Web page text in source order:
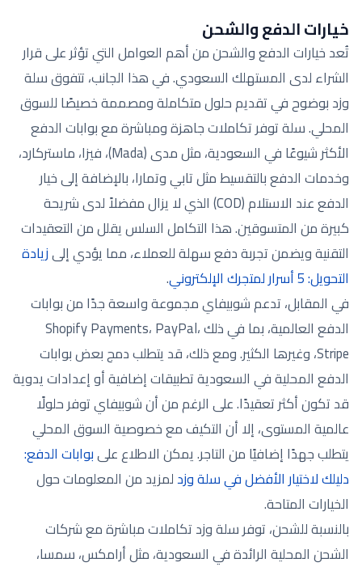
خيارات الدفع والشحن
تُعد خيارات الدفع والشحن من أهم العوامل التي تؤثر على قرار
الشراء لدى المستهلك السعودي. في هذا الجانب، تتفوق سلة
وزد بوضوح في تقديم حلول متكاملة ومصممة خصيصًا للسوق
المحلي. سلة توفر تكاملات جاهزة ومباشرة مع بوابات الدفع
الأكثر شيوعًا في السعودية، مثل مدى (Mada)، فيزا، ماستركارد،
وخدمات الدفع بالتقسيط مثل تابي وتمارا، بالإضافة إلى خيار
الدفع عند الاستلام (COD) الذي لا يزال مفضلاً لدى شريحة
كبيرة من المتسوقين. هذا التكامل السلس يقلل من التعقيدات
التقنية ويضمن تجربة دفع سهلة للعملاء، مما يؤدي إلىزيادة
التحويل: 5 أسرار لمتجرك الإلكتروني
.
في المقابل، تدعم شوبيفاي مجموعة واسعة جدًا من بوابات
الدفع العالمية، بما في ذلك Shopify Payments، PayPal،
Stripe، وغيرها الكثير. ومع ذلك، قد يتطلب دمج بعض بوابات
الدفع المحلية في السعودية تطبيقات إضافية أو إعدادات يدوية
قد تكون أكثر تعقيدًا. على الرغم من أن شوبيفاي توفر حلولًا
عالمية المستوى، إلا أن التكيف مع خصوصية السوق المحلي
يتطلب جهدًا إضافيًا من التاجر. يمكن الاطلاع علىبوابات الدفع:
دليلك لاختيار الأفضل في سلة وزدلمزيد من المعلومات حول
الخيارات المتاحة.
بالنسبة للشحن، توفر سلة وزد تكاملات مباشرة مع شركات
الشحن المحلية الرائدة في السعودية، مثل أرامكس، سمسا،